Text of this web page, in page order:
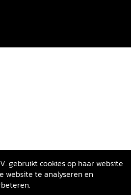
gebruikt cookies op haar website
website te analyseren en